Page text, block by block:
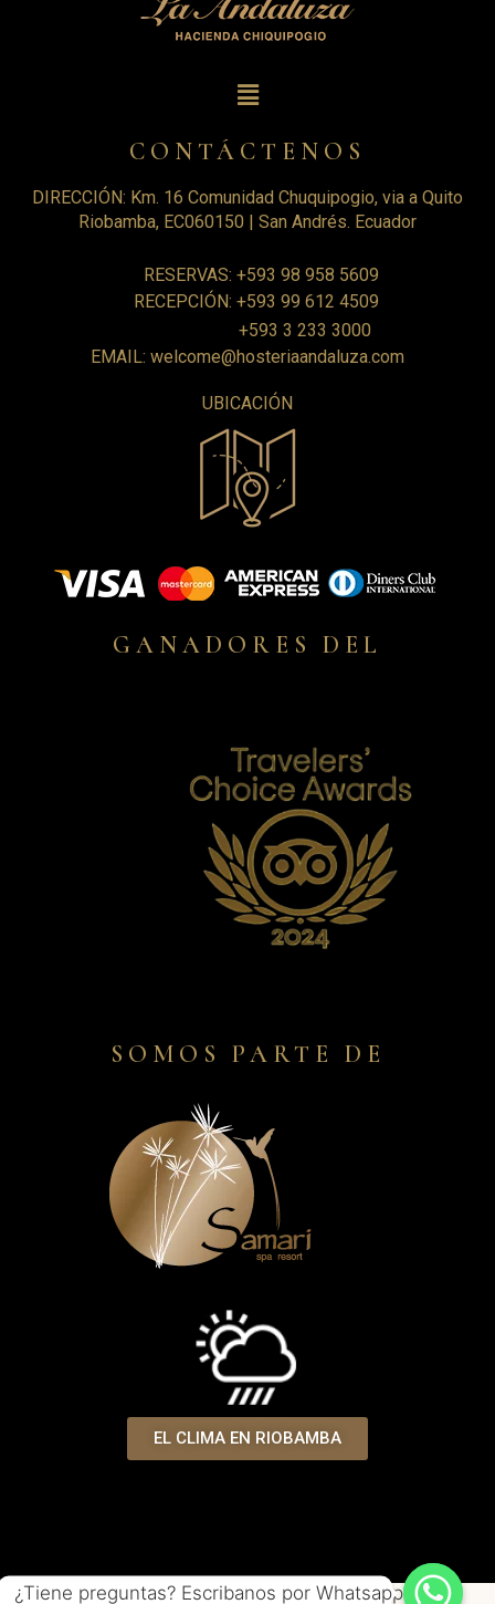
CONTÁCTENOS
DIRECCIÓN: Km. 16 Comunidad Chuquipogio, via a Quito
Riobamba, EC060150 | San Andrés. Ecuador
RESERVAS: +593 98 958 5609
RECEPCIÓN: +593 99 612 4509
+593 3 233 3000
EMAIL: welcome@hosteriaandaluza.com
UBICACIÓN
GANADORES DEL
SOMOS PARTE DE
EL CLIMA EN RIOBAMBA
¿Tiene preguntas? Escribanos por Whatsapp